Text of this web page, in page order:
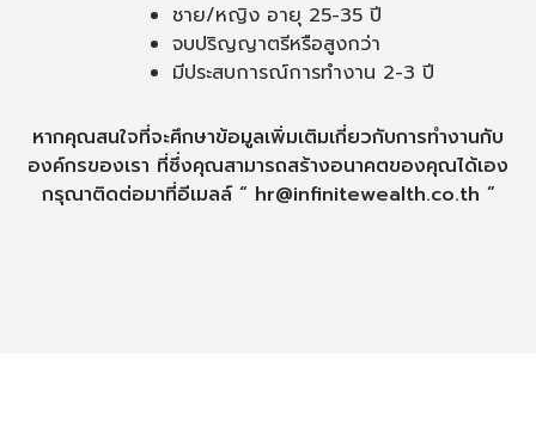
ชาย/หญิง อายุ 25-35 ปี
จบปริญญาตรีหรือสูงกว่า
มีประสบการณ์การทำงาน 2-3 ปี
หากคุณสนใจที่จะศึกษาข้อมูลเพิ่มเติมเกี่ยวกับการทำงานกับ
องค์กรของเรา ที่ซึ่งคุณสามารถสร้างอนาคตของคุณได้เอง
กรุณาติดต่อมาที่อีเมลล์ “ hr@infinitewealth.co.th ”